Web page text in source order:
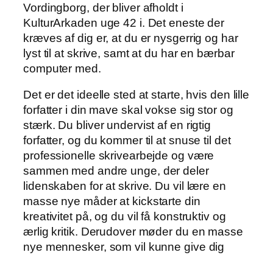
Vordingborg, der bliver afholdt i
KulturArkaden uge 42 i. Det eneste der
kræves af dig er, at du er nysgerrig og har
lyst til at skrive, samt at du har en bærbar
computer med.
Det er det ideelle sted at starte, hvis den lille
forfatter i din mave skal vokse sig stor og
stærk. Du bliver undervist af en rigtig
forfatter, og du kommer til at snuse til det
professionelle skrivearbejde og være
sammen med andre unge, der deler
lidenskaben for at skrive. Du vil lære en
masse nye måder at kickstarte din
kreativitet på, og du vil få konstruktiv og
ærlig kritik. Derudover møder du en masse
nye mennesker, som vil kunne give dig